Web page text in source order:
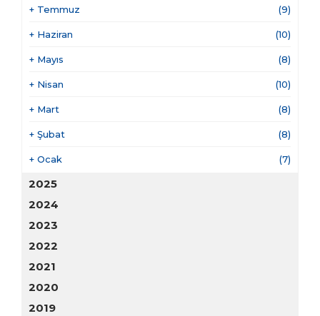
+ Temmuz (9)
+ Haziran (10)
+ Mayıs (8)
+ Nisan (10)
+ Mart (8)
+ Şubat (8)
+ Ocak (7)
2025
2024
2023
2022
2021
2020
2019